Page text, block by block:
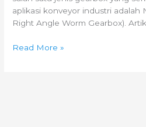
aplikasi konveyor industri adalah
Right Angle Worm Gearbox).
Read More »